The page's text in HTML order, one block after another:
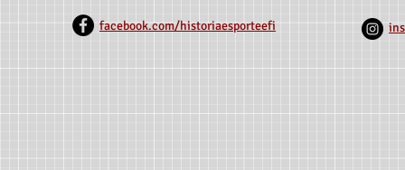
facebook.com/historiaesporteefi